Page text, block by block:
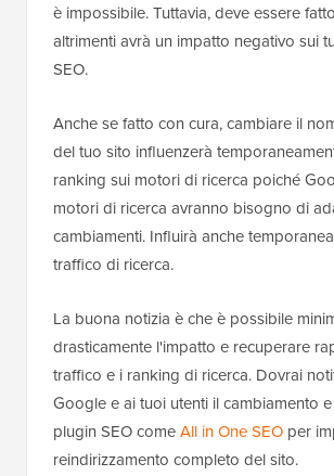
è impossibile. Tuttavia, deve essere
altrimenti avrà un impatto negativo sui
SEO.
Anche se fatto con cura, cambiare il
del tuo sito influenzerà
ranking sui motori di ricerca poiché
motori di ricerca avranno bisogno di
cambiamenti. Influirà anche
traffico di ricerca.
La buona notizia è che è possibile
drasticamente l'impatto e recuperare
traffico e i ranking di ricerca. Dovrai
Google e ai tuoi utenti il cambiamento
plugin SEO comeAll in One SEO per
reindirizzamento completo del sito.